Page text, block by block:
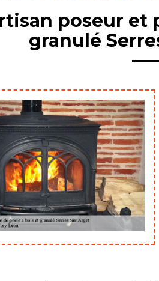
poseur et
granulé